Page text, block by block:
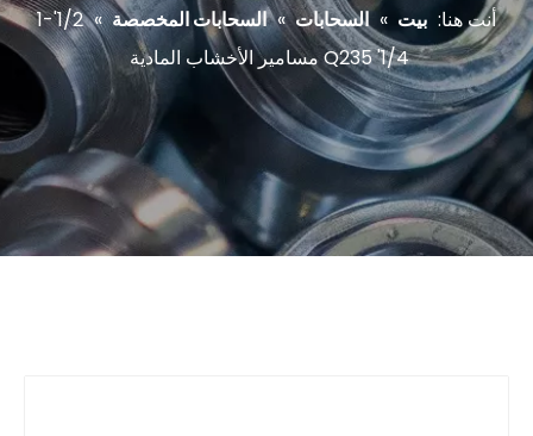
أنت هنا: بيت » السحابات » السحابات المخصصة »
1/2'-1
1/4' Q235 مسامير الأخشاب المادية